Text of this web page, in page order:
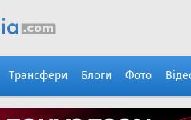
Трансфери Блоги Фото